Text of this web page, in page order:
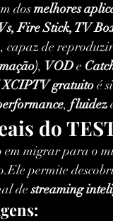
dos melhores
Fire Stick, TV
capaz de
, VOD e
XCIPTV gratuito é
, fluidez
do
em migrar para o
permite
de streaming